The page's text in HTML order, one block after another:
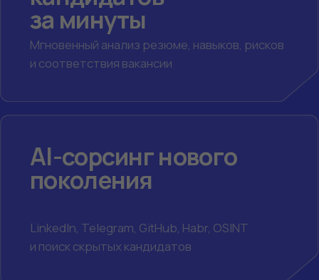
Perplexity Comet для
рекрутера
готовых AI-
и аналитики
Холодные письма, LinkedIn, Telegram
и работа с возражениями